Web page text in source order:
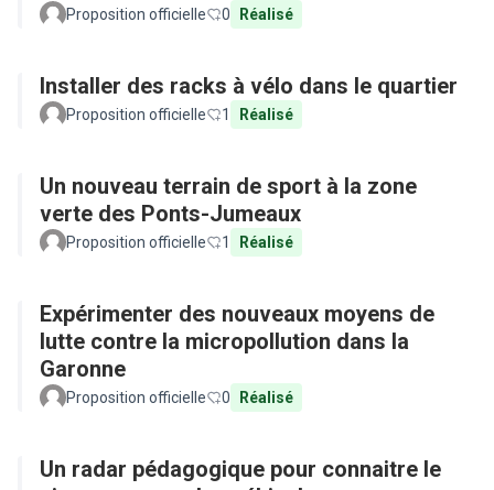
Proposition officielle 0 Réalisé
Installer des racks à vélo dans le quartier
Proposition officielle 1 Réalisé
Un nouveau terrain de sport à la zone
verte des Ponts-Jumeaux
Proposition officielle 1 Réalisé
Expérimenter des nouveaux moyens de
lutte contre la micropollution dans la
Garonne
Proposition officielle 0 Réalisé
Un radar pédagogique pour connaitre le